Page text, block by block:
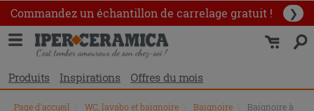
Commandez un échantillon de carrelage gratuit ! ❯
Produits Inspirations Offres du mois
Page d'accueil WC, lavabo et baignoire Baignoire
Baignoire à